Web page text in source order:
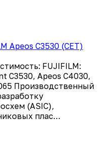
Apeos C3530 (CET)
FUJIFILM:
C3530, Apeos C4030,
Производственный
(ASIC),
плас…